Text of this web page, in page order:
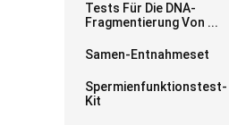
Tests Für Die DNA-
Fragmentierung Von ...
Samen-Entnahmeset
Spermienfunktionstest-
Kit